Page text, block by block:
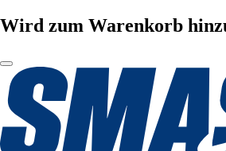
Wird zum Warenkorb